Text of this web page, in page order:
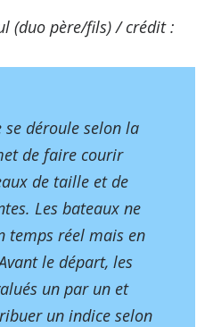
(duo père/fils) / crédit :
déroule selon la
de faire courir
de taille et de
Les bateaux ne
temps réel mais en
le départ, les
un par un et
un indice selon